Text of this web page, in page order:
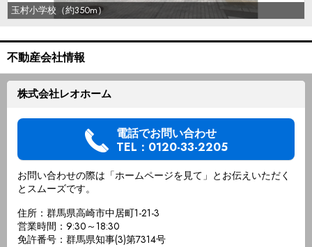
玉村小学校（約350m）
不動産会社情報
株式会社レオホーム
電話でお問い合わせ
TEL：0120-33-2205
お問い合わせの際は「ホームページを見て」とお伝えいただく
とスムーズです。
住所：群馬県高崎市中居町1-21-3
営業時間：9:30～18:30
免許番号：群馬県知事(3)第7314号